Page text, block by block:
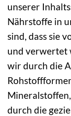
unserer
Nährstoffe in
sind, dass sie
und verwertet
wir durch die
durch die